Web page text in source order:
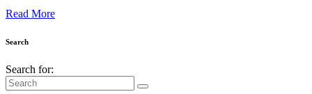
Read More
Search
Search for: